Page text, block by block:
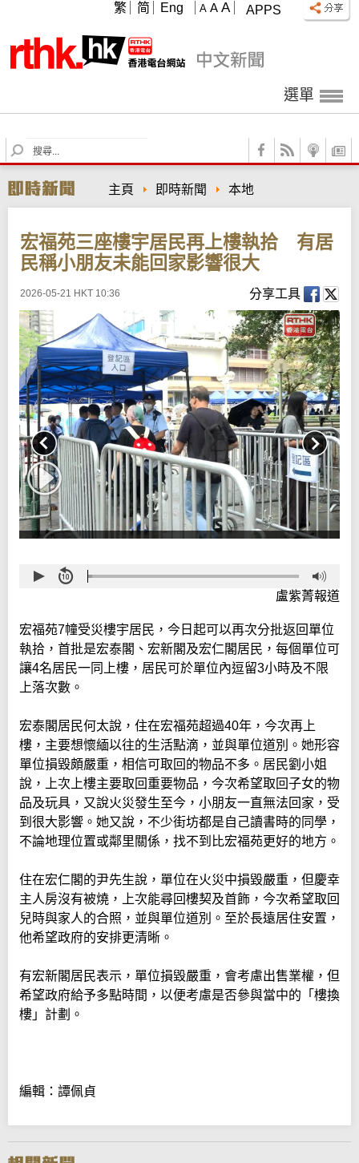
APPS
A A A
繁 简 Eng
選單
S
e
r
c
主頁 即時新聞 本地
宏福苑三座樓宇居民再上樓執拾 有居
民稱小朋友未能回家影響很大
2026-05-21 HKT 10:36 分享工具
盧紫菁報道
宏福苑7幢受災樓宇居民，今日起可以再次分批返回單位
執拾，首批是宏泰閣、宏新閣及宏仁閣居民，每個單位可
讓4名居民一同上樓，居民可於單位內逗留3小時及不限
上落次數。
宏泰閣居民何太說，住在宏福苑超過40年，今次再上
樓，主要想懷緬以往的生活點滴，並與單位道別。她形容
單位損毀頗嚴重，相信可取回的物品不多。居民劉小姐
說，上次上樓主要取回重要物品，今次希望取回子女的物
品及玩具，又說火災發生至今，小朋友一直無法回家，受
到很大影響。她又說，不少街坊都是自己讀書時的同學，
不論地理位置或鄰里關係，找不到比宏福苑更好的地方。
住在宏仁閣的尹先生說，單位在火災中損毀嚴重，但慶幸
主人房沒有被燒，上次能尋回樓契及首飾，今次希望取回
兒時與家人的合照，並與單位道別。至於長遠居住安置，
他希望政府的安排更清晰。
有宏新閣居民表示，單位損毀嚴重，會考慮出售業權，但
希望政府給予多點時間，以便考慮是否參與當中的「樓換
樓」計劃。
編輯：譚佩貞